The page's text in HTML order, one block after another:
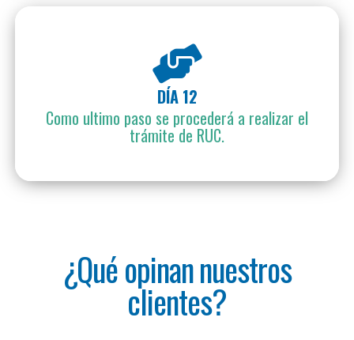
DÍA 12
Como ultimo paso se procederá a realizar el
trámite de RUC.
¿Qué opinan nuestros
clientes?